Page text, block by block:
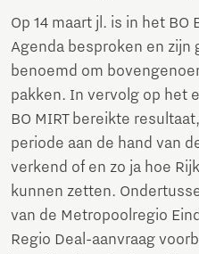
Op 14 maart jl. is in het
Agenda besproken en zijn
benoemd om
pakken. In vervolg op het
BO MIRT bereikte
periode aan de hand van
verkend of en zo ja hoe
kunnen zetten.
van de Metropoolregio
Regio Deal-aanvraag